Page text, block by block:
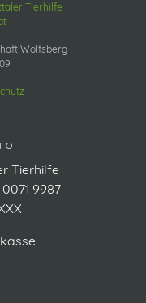
Tierhilfe
Wolfsberg
Tierhilfe
9987